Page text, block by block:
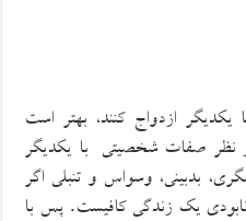
ازدواج کنند، بهتر است
نظر صفات شخصیتی
با یکدیگر
بدبینی، وسواس و تنبلی اگر
یک زندگی کافیست. پس با